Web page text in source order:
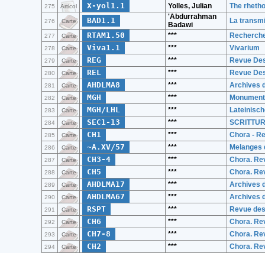
275 Articol X-yol1.1 Yolles, Julian The
276 Carte BAD1.1
'Abdurrahman
Badawi
La
277 Carte RTAM1.50 ***
278 Carte Viva1.1 *** Vivarium
279 Carte REG *** Revue
280 Carte REL *** Revue
281 Carte AHDLMA8 *** Archives
282 Carte MGH ***
283 Carte MGH/LHL ***
284 Carte SEC1-13 ***
285 Carte CH1 *** Chora -
286 Carte ~A.XV/57 ***
287 Carte CH3-4 *** Chora.
288 Carte CH5 *** Chora.
289 Carte AHDLMA17 *** Archives
290 Carte AHDLMA67 *** Archives
291 Carte RSPT *** Revue
292 Carte CH6 *** Chora.
293 Carte CH7-8 *** Chora.
294 Carte CH2 *** Chora.